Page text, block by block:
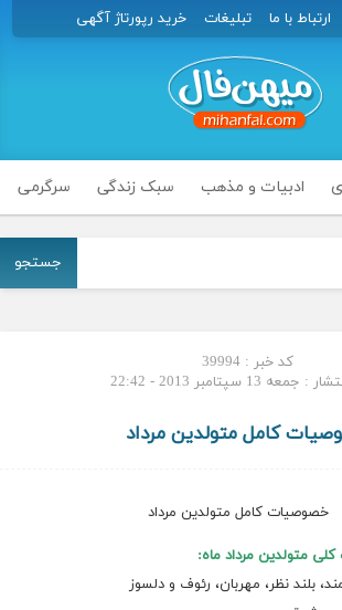
ارتباط با ما تبلیغات خرید رپورتاژ آگهی
ادبیات و مذهب سبک زندگی سرگرمی
جستجو
کد خبر : 39994
13 سپتامبر 2013 - 22:42
کامل متولدین مرداد
متولدین‌ مرداد ماه‌:
بلند نظر، مهربان‌، رئوف‌ و دلسوز